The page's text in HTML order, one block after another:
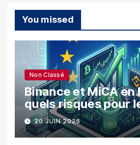
You missed
Non Classé
Binance et MiCA en
quels risques pour
utilisateurs ?
20 JUIN 2026